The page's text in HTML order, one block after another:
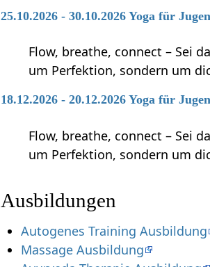
25.10.2026 - 30.10.2026 Yoga für
Flow, breathe, connect – Sei
um Perfektion, sondern um
18.12.2026 - 20.12.2026 Yoga für
Flow, breathe, connect – Sei
um Perfektion, sondern um
Ausbildungen
Autogenes Training Ausbildung
Massage Ausbildung